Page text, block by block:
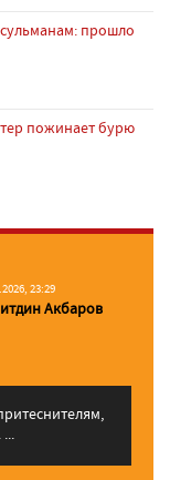
прошло
пожинает бурю
23:29
Акбаров